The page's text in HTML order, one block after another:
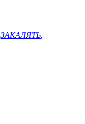
ЗАКАЛЯТЬ,